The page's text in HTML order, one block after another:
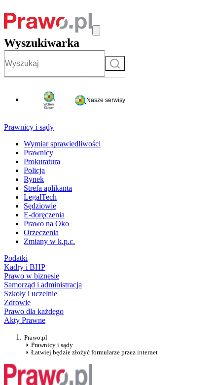
Wyszukiwarka
Szukaj
Nasze serwisy
Prawnicy i sądy
Wymiar sprawiedliwości
Prawnicy
Prokuratura
Policja
Rynek
Strefa aplikanta
LegalTech
Sędziowie
E-doręczenia
Prawo na Oko
Orzeczenia
Zmiany w k.p.c.
Podatki
Kadry i BHP
Prawo w biznesie
Samorząd i administracja
Szkoły i uczelnie
Zdrowie
Prawo dla każdego
Akty Prawne
Prawo.pl
Prawnicy i sądy
Łatwiej będzie złożyć formularze przez internet